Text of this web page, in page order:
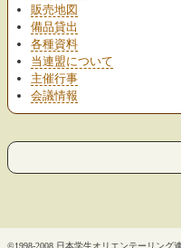
販売地図
備品貸出
各種資料
当連盟について
主催行事
会議情報
©1998-2008 日本学生オリエンテーリング